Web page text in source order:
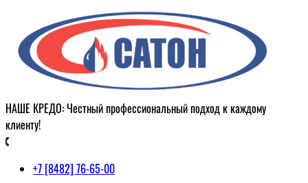
НАШЕ КРЕДО: Честный профессиональный подход к каждому
клиенту!
+7 [8482] 76-65-00